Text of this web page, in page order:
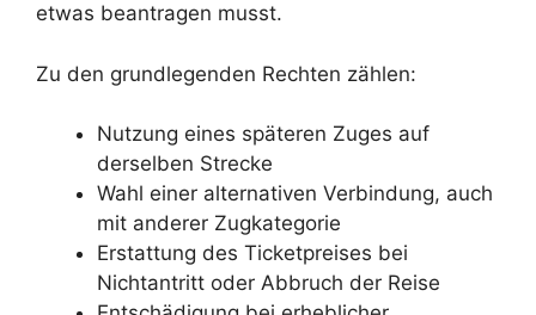
etwas beantragen musst.
Zu den grundlegenden Rechten zählen:
Nutzung eines späteren Zuges auf
derselben Strecke
Wahl einer alternativen Verbindung, auch
mit anderer Zugkategorie
Erstattung des Ticketpreises bei
Nichtantritt oder Abbruch der Reise